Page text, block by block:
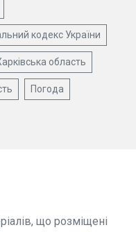
кодекс України
область
Погода
що розміщені